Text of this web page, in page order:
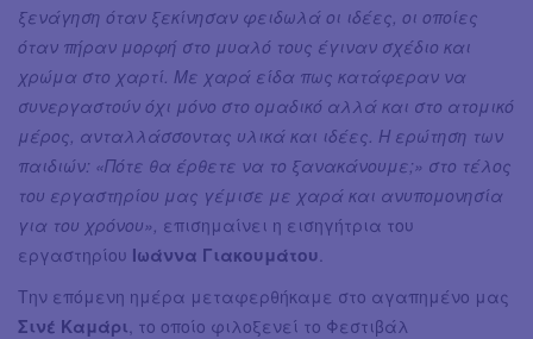
ξενάγηση όταν ξεκίνησαν φειδωλά οι ιδέες, οι οποίες
όταν πήραν μορφή στο μυαλό τους έγιναν σχέδιο και
χρώμα στο χαρτί. Με χαρά είδα πως κατάφεραν να
συνεργαστούν όχι μόνο στο ομαδικό αλλά και στο ατομικό
μέρος, ανταλλάσσοντας υλικά και ιδέες. Η ερώτηση των
παιδιών: «Πότε θα έρθετε να το ξανακάνουμε;» στο τέλος
του εργαστηρίου μας γέμισε με χαρά και ανυπομονησία
για του χρόνου», επισημαίνει η εισηγήτρια του
εργαστηρίου Ιωάννα Γιακουμάτου
Την επόμενη ημέρα μεταφερθήκαμε στο αγαπημένο μας
Σινέ Καμάρι , το οποίο φιλοξενεί το Φεστιβάλ